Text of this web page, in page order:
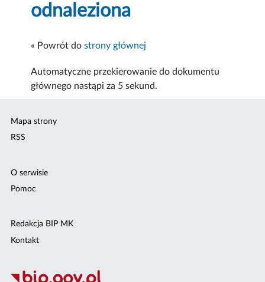
odnaleziona
« Powrót dostrony głównej
Automatyczne przekierowanie do dokumentu
głównego nastąpi za 5 sekund.
Mapa strony
RSS
O serwisie
Pomoc
Redakcja BIP MK
Kontakt